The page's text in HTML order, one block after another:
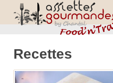
Recettes